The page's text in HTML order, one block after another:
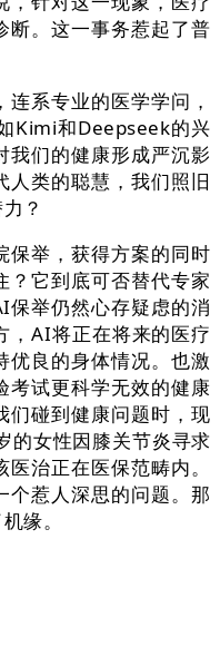
断。这一事务惹起了普
系专业的医学学问，
Kimi和Deepseek的兴
我们的健康形成严沉影
人类的聪慧，我们照旧
？
举，获得方案的同时
？它到底可否替代专家
保举仍然心存疑虑的消
，AI将正在将来的医疗
优良的身体情况。也激
考试更科学无效的健康
们碰到健康问题时，现
的女性因膝关节炎寻求
治正在医保范畴内。
个惹人深思的问题。那
缘。